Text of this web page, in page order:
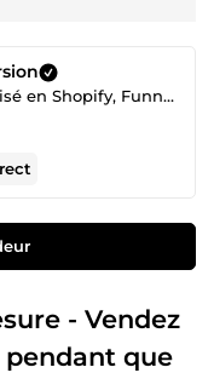
Stratège Conversion spécialisé en Shopify, Funnels et Automations haut de gamme.
- Vendez
que